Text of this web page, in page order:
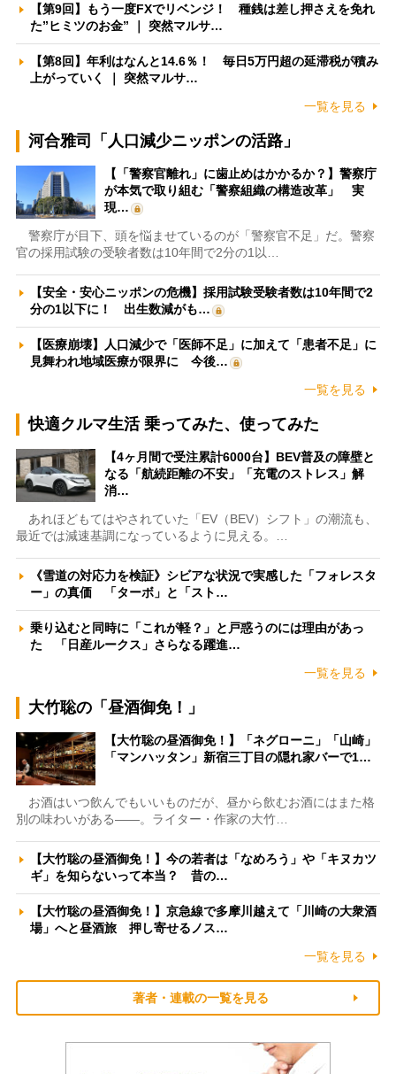
【第9回】もう一度FXでリベンジ！ 種銭は差し押さえを免れ
た”ヒミツのお金” ｜ 突然マルサ…
【第8回】年利はなんと14.6％！ 毎日5万円超の延滞税が積み
上がっていく ｜ 突然マルサ…
一覧を見る
河合雅司「人口減少ニッポンの活路」
【「警察官離れ」に歯止めはかかるか？】警察庁
が本気で取り組む「警察組織の構造改革」 実
現…
警察庁が目下、頭を悩ませているのが「警察官不足」だ。警察
官の採用試験の受験者数は10年間で2分の1以…
【安全・安心ニッポンの危機】採用試験受験者数は10年間で2
分の1以下に！ 出生数減がも…
【医療崩壊】人口減少で「医師不足」に加えて「患者不足」に
見舞われ地域医療が限界に 今後…
一覧を見る
快適クルマ生活 乗ってみた、使ってみた
【4ヶ月間で受注累計6000台】BEV普及の障壁と
なる「航続距離の不安」「充電のストレス」解
消…
あれほどもてはやされていた「EV（BEV）シフト」の潮流も、
最近では減速基調になっているように見える。…
《雪道の対応力を検証》シビアな状況で実感した「フォレスタ
ー」の真価 「ターボ」と「スト…
乗り込むと同時に「これが軽？」と戸惑うのには理由があっ
た 「日産ルークス」さらなる躍進…
一覧を見る
大竹聡の「昼酒御免！」
【大竹聡の昼酒御免！】「ネグローニ」「山崎」
「マンハッタン」新宿三丁目の隠れ家バーで1…
お酒はいつ飲んでもいいものだが、昼から飲むお酒にはまた格
別の味わいがある――。ライター・作家の大竹…
【大竹聡の昼酒御免！】今の若者は「なめろう」や「キヌカツ
ギ」を知らないって本当？ 昔の…
【大竹聡の昼酒御免！】京急線で多摩川越えて「川崎の大衆酒
場」へと昼酒旅 押し寄せるノス…
一覧を見る
著者・連載の一覧を見る